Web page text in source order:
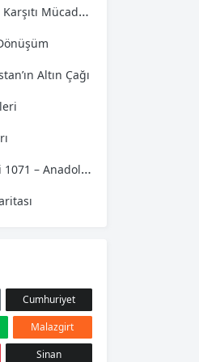
Mücadelesi
Altın Çağı
Kapıları
Cumhuriyet
Malazgirt
Sinan